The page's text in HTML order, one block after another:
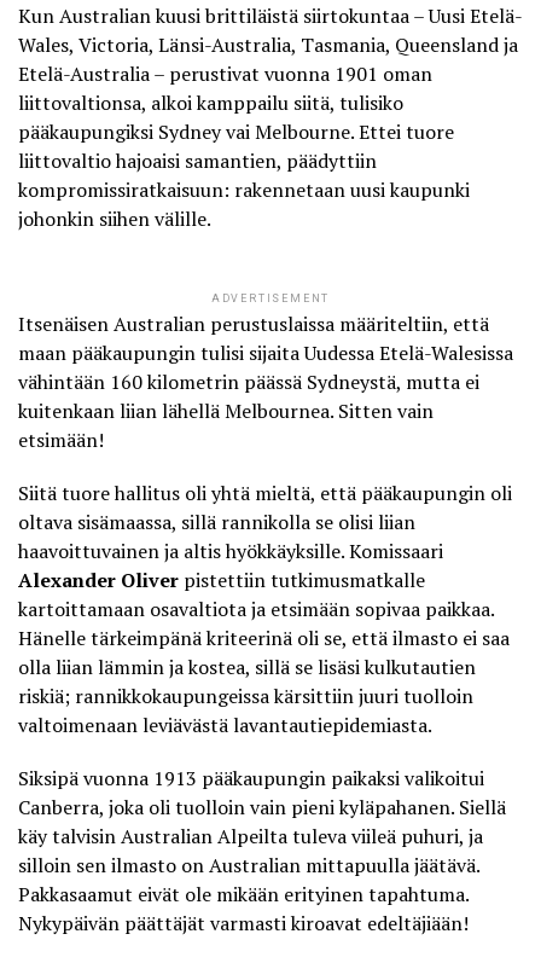
Kun Australian kuusi brittiläistä siirtokuntaa – Uusi Etelä-
Wales, Victoria, Länsi-Australia, Tasmania, Queensland ja
Etelä-Australia – perustivat vuonna 1901 oman
liittovaltionsa, alkoi kamppailu siitä, tulisiko
pääkaupungiksi Sydney vai Melbourne. Ettei tuore
liittovaltio hajoaisi samantien, päädyttiin
kompromissiratkaisuun: rakennetaan uusi kaupunki
johonkin siihen välille.
ADVERTISEMENT
Itsenäisen Australian perustuslaissa määriteltiin, että
maan pääkaupungin tulisi sijaita Uudessa Etelä-Walesissa
vähintään 160 kilometrin päässä Sydneystä, mutta ei
kuitenkaan liian lähellä Melbournea. Sitten vain
etsimään!
Siitä tuore hallitus oli yhtä mieltä, että pääkaupungin oli
oltava sisämaassa, sillä rannikolla se olisi liian
haavoittuvainen ja altis hyökkäyksille. Komissaari
Alexander Oliver pistettiin tutkimusmatkalle
kartoittamaan osavaltiota ja etsimään sopivaa paikkaa.
Hänelle tärkeimpänä kriteerinä oli se, että ilmasto ei saa
olla liian lämmin ja kostea, sillä se lisäsi kulkutautien
riskiä; rannikkokaupungeissa kärsittiin juuri tuolloin
valtoimenaan leviävästä lavantautiepidemiasta.
Siksipä vuonna 1913 pääkaupungin paikaksi valikoitui
Canberra, joka oli tuolloin vain pieni kyläpahanen. Siellä
käy talvisin Australian Alpeilta tuleva viileä puhuri, ja
silloin sen ilmasto on Australian mittapuulla jäätävä.
Pakkasaamut eivät ole mikään erityinen tapahtuma.
Nykypäivän päättäjät varmasti kiroavat edeltäjiään!